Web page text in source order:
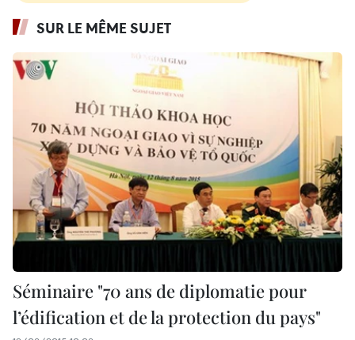
SUR LE MÊME SUJET
Séminaire "70 ans de diplomatie pour
l’édification et de la protection du pays"